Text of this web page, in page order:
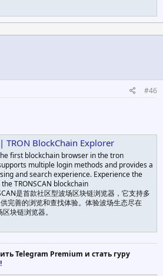
#46
TRON BlockChain Explorer
first blockchain browser in the tron
multiple login methods and provides a
and search experience. Experience the
TRONSCAN blockchain
是首款社区型波场区块链浏览器，它支持多
完善的浏览和查找体验。体验波场生态尽在
块链浏览器。
Telegram Premium и стать гуру